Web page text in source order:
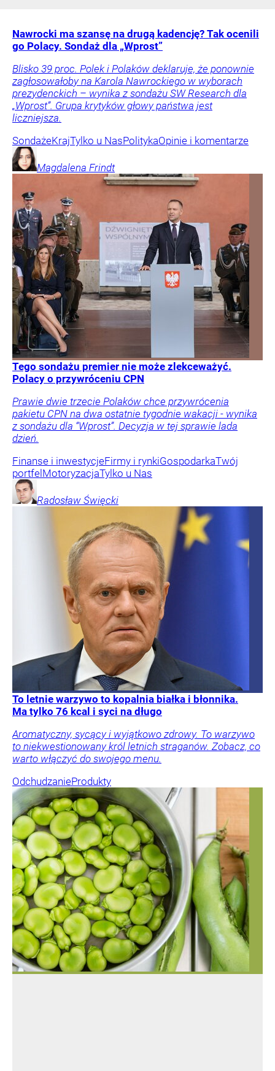
Nawrocki ma szansę na drugą kadencję? Tak ocenili
go Polacy. Sondaż dla „Wprost”
Blisko 39 proc. Polek i Polaków deklaruje, że ponownie
zagłosowałoby na Karola Nawrockiego w wyborach
prezydenckich – wynika z sondażu SW Research dla
„Wprost”. Grupa krytyków głowy państwa jest
liczniejsza.
SondażeKrajTylko u NasPolitykaOpinie i komentarze
Magdalena Frindt
Tego sondażu premier nie może zlekceważyć.
Polacy o przywróceniu CPN
Prawie dwie trzecie Polaków chce przywrócenia
pakietu CPN na dwa ostatnie tygodnie wakacji - wynika
z sondażu dla “Wprost”. Decyzja w tej sprawie lada
dzień.
Finanse i inwestycjeFirmy i rynkiGospodarkaTwój
portfelMotoryzacjaTylko u Nas
Radosław Święcki
To letnie warzywo to kopalnia białka i błonnika.
Ma tylko 76 kcal i syci na długo
Aromatyczny, sycący i wyjątkowo zdrowy. To warzywo
to niekwestionowany król letnich straganów. Zobacz, co
warto włączyć do swojego menu.
OdchudzanieProdukty